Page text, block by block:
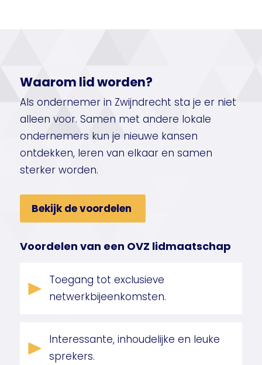
Waarom lid worden?
Als ondernemer in Zwijndrecht sta je er niet
alleen voor. Samen met andere lokale
ondernemers kun je nieuwe kansen
ontdekken, leren van elkaar en samen
sterker worden.
Bekijk de voordelen
Voordelen van een OVZ lidmaatschap
Toegang tot exclusieve
netwerkbijeenkomsten.
Interessante, inhoudelijke en leuke
sprekers.